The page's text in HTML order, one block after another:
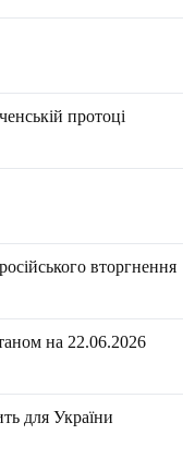
протоці
вторгнення
на 22.06.2026​
для України